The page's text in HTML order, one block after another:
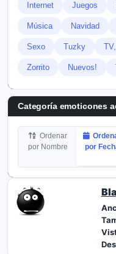
Internet Juegos
Música Navidad
Sexo Tuzky
Zorrito Nuevos!
Categoría emoticones
Ordenar
por Nombre
por